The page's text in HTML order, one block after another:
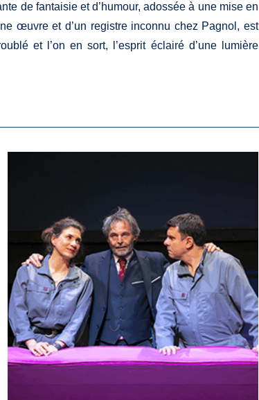
de fantaisie et d’humour, adossée à une mise en
œuvre et d’un registre inconnu chez Pagnol, est
et l’on en sort, l’esprit éclairé d’une lumière